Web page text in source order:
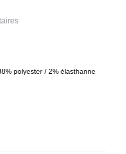
polyester / 2% élasthanne